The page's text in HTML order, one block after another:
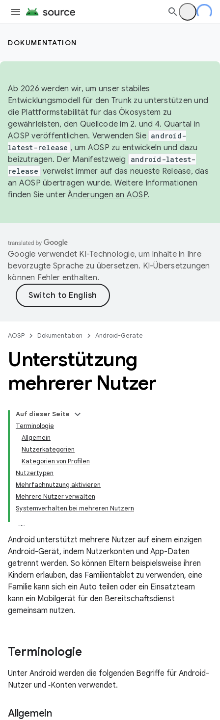
DOKUMENTATION
Ab 2026 werden wir, um unser stabiles
Entwicklungsmodell für den Trunk zu unterstützen und
die Plattformstabilität für das Ökosystem zu
gewährleisten, den Quellcode im 2. und 4. Quartal in
AOSP veröffentlichen. Verwenden Sie android-
latest-release , um AOSP zu entwickeln und dazu
beizutragen. Der Manifestzweig
android-latest-
release verweist immer auf das neueste Release, das
an AOSP übertragen wurde. Weitere Informationen
finden Sie unterÄnderungen an AOSP.
Google verwendet KI-Technologie, um Inhalte in Ihre
bevorzugte Sprache zu übersetzen. KI-Übersetzungen
können Fehler enthalten.
AOSP Dokumentation Android-Geräte
Unterstützung
mehrerer Nutzer
Auf dieser Seite
Terminologie
Allgemein
Nutzerkategorien
Kategorien von Profilen
Nutzertypen
Mehrfachnutzung aktivieren
Mehrere Nutzer verwalten
Systemverhalten bei mehreren Nutzern
Android unterstützt mehrere Nutzer auf einem einzigen
Android-Gerät, indem Nutzerkonten und App-Daten
getrennt werden. So können Eltern beispielsweise ihren
Kindern erlauben, das Familientablet zu verwenden, eine
Familie kann sich ein Auto teilen oder ein Einsatzteam
kann ein Mobilgerät für den Bereitschaftsdienst
gemeinsam nutzen.
Terminologie
Unter Android werden die folgenden Begriffe für Android-
Nutzer und ‑Konten verwendet.
Allgemein